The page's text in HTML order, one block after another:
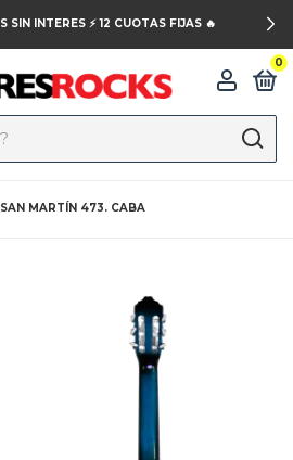
SIN INTERES ⚡️ 12 CUOTAS FIJAS 🔥
0
SAN MARTÍN 473. CABA